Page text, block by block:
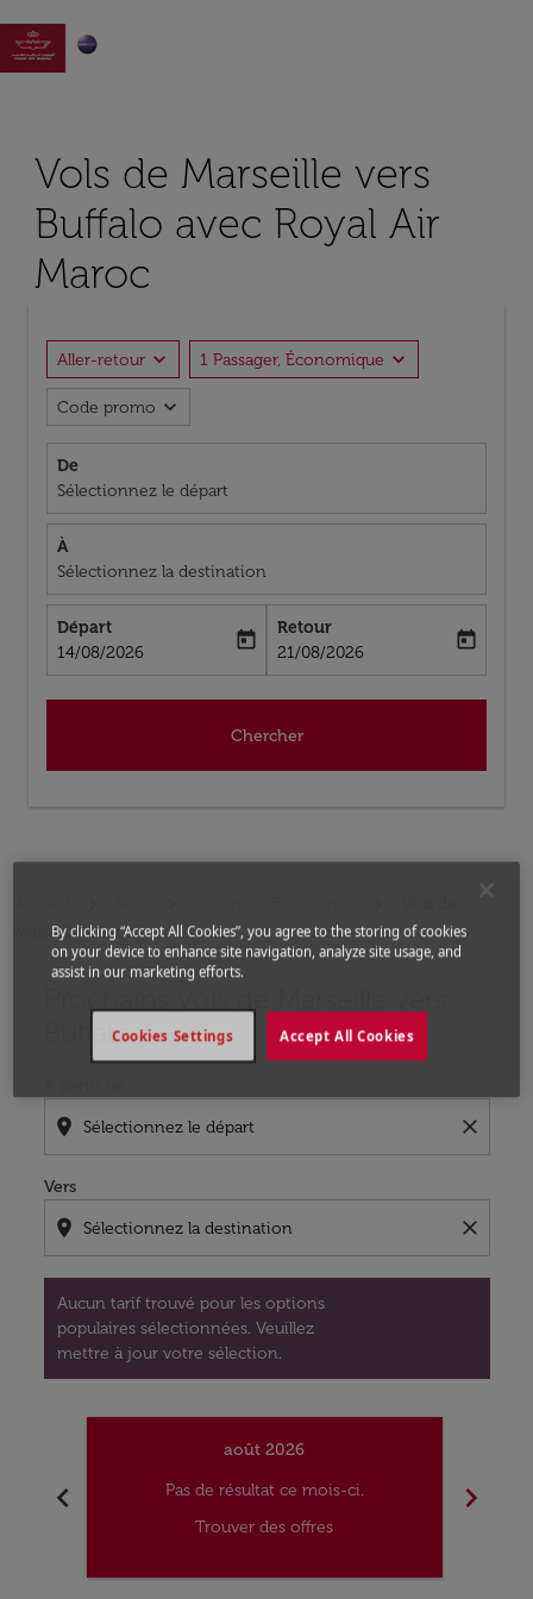

Vols de Marseille vers
Buffalo avec Royal Air
Maroc
Aller-retour expand_more 1 Passager, Économique expand_more
Code promo expand_more
De
Sélectionnez le départ
À
Sélectionnez la destination
Départ
fc-booking-departure-date-aria-label
14/08/2026
today
Retour
fc-booking-return-date-aria-label
21/08/2026
today
Chercher
Marseille a Buffalo
Buffalo
location_on close
Vers
location_on close
Aucun tarif trouvé pour les options
populaires sélectionnées. Veuillez
mettre à jour votre sélection.
chevron_left
août 2026
Pas de résultat ce mois-ci.
Trouver des offres
chevron_right
By clicking “Accept All Cookies”, you agree to the storing of cookies
on your device to enhance site navigation, analyze site usage, and
assist in our marketing efforts.
Accept All Cookies
Cookies Settings